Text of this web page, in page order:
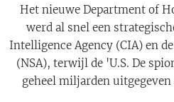
Het nieuwe Department of
werd al snel een
Intelligence Agency (CIA) en
(NSA), terwijl de 'U.S. De
geheel miljarden